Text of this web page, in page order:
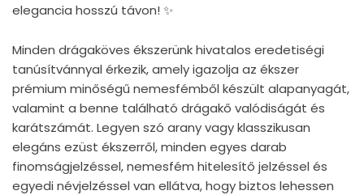
elegancia hosszú távon! ✨
Minden drágaköves ékszerünk hivatalos eredetiségi
tanúsítvánnyal érkezik, amely igazolja az ékszer
prémium minőségű nemesfémből készült alapanyagát,
valamint a benne található drágakő valódiságát és
karátszámát. Legyen szó arany vagy klasszikusan
elegáns ezüst ékszerről, minden egyes darab
finomságjelzéssel, nemesfém hitelesítő jelzéssel és
egyedi névjelzéssel van ellátva, hogy biztos lehessen